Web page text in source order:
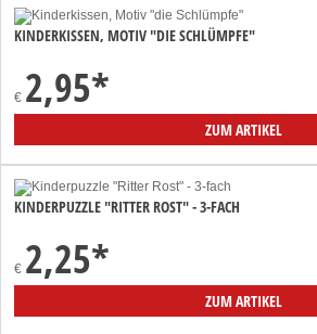
KINDERKISSEN, MOTIV "DIE SCHLÜMPFE"
€ 2,95*
ZUM ARTIKEL
KINDERPUZZLE "RITTER ROST" - 3-FACH
€ 2,25*
ZUM ARTIKEL